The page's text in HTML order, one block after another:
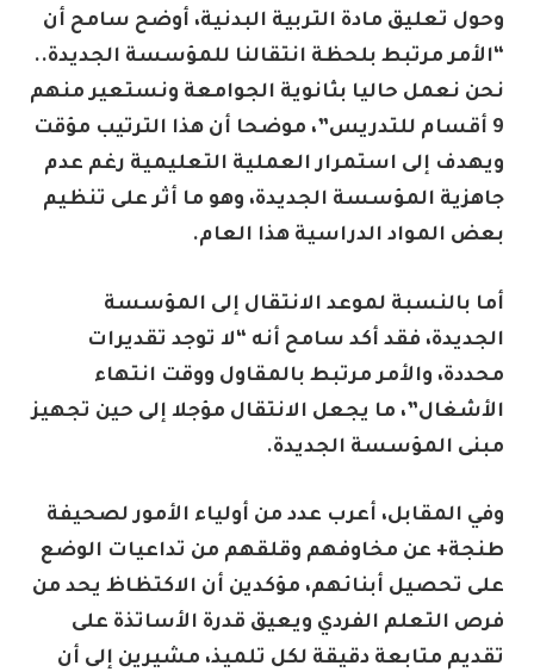
وحول تعليق مادة التربية البدنية، أوضح سامح أن
“الأمر مرتبط بلحظة انتقالنا للمؤسسة الجديدة..
نحن نعمل حاليا بثانوية الجوامعة ونستعير منهم
9 أقسام للتدريس”، موضحا أن هذا الترتيب مؤقت
ويهدف إلى استمرار العملية التعليمية رغم عدم
جاهزية المؤسسة الجديدة، وهو ما أثر على تنظيم
بعض المواد الدراسية هذا العام.
أما بالنسبة لموعد الانتقال إلى المؤسسة
الجديدة، فقد أكد سامح أنه “لا توجد تقديرات
محددة، والأمر مرتبط بالمقاول ووقت انتهاء
الأشغال”، ما يجعل الانتقال مؤجلا إلى حين تجهيز
مبنى المؤسسة الجديدة.
وفي المقابل، أعرب عدد من أولياء الأمور لصحيفة
طنجة+ عن مخاوفهم وقلقهم من تداعيات الوضع
على تحصيل أبنائهم، مؤكدين أن الاكتظاظ يحد من
فرص التعلم الفردي ويعيق قدرة الأساتذة على
تقديم متابعة دقيقة لكل تلميذ، مشيرين إلى أن